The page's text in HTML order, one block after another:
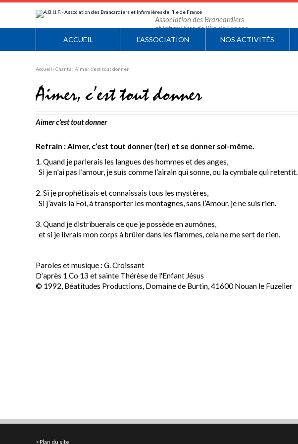
au
contenu.
Aller
personnels
Association des Brancardiers
et Infirmières de l'Île de France
ACCUEIL L'ASSOCIATION NOS ACTIVITÉS
Accueil › Chants› Aimer, c’est tout donner
Aimer, c’est tout donner
Aimer c'est tout donner
Refrain : Aimer, c’est tout donner (ter) et se donner soi-même.
1. Quand je parlerais les langues des hommes et des anges,
Si je n’ai pas l’amour, je suis comme l’airain qui sonne, ou la cymbale qui retentit.
2. Si je prophétisais et connaissais tous les mystères,
Si j’avais la Foi, à transporter les montagnes, sans l’Amour, je ne suis rien.
3. Quand je distribuerais ce que je possède en aumônes,
et si je livrais mon corps à brûler dans les flammes, cela ne me sert de rien.
Paroles et musique : G. Croissant
D’après 1 Co 13 et sainte Thérèse de l'Enfant Jésus
© 1992, Béatitudes Productions, Domaine de Burtin, 41600 Nouan le Fuzelier
Plan du site